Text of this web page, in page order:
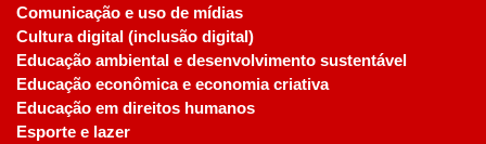
Comunicação e uso de mídias
Cultura digital (inclusão digital)
Educação ambiental e desenvolvimento sustentável
Educação econômica e economia criativa
Educação em direitos humanos
Esporte e lazer